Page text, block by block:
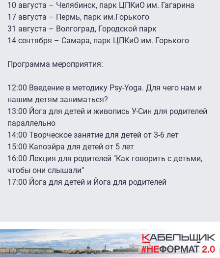
10 августа – Челябинск, парк ЦПКиО им. Гагарина
17 августа – Пермь, парк им.Горького
31 августа – Волгоград, Городской парк
14 сентября – Самара, парк ЦПКиО им. Горького
Программа мероприятия:
12:00 Введение в методику Psy-Yoga. Для чего нам и
нашим детям заниматься?
13:00 Йога для детей и живопись У-Син для родителей
параллельно
14:00 Творческое занятие для детей от 3-6 лет
15:00 Капоэйра для детей от 5 лет
16:00 Лекция для родителей "Как говорить с детьми,
чтобы они слышали"
17:00 Йога для детей и Йога для родителей